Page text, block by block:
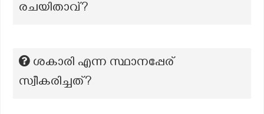
രചയിതാവ്?
ശകാരി എന്ന സ്ഥാനപ്പേര്
സ്വീകരിച്ചത്?